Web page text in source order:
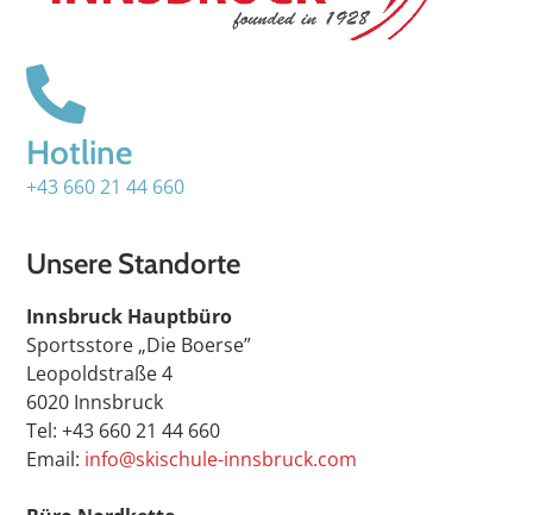
Hotline
+43 660 21 44 660
Unsere Standorte
Innsbruck Hauptbüro
Sportsstore „Die Boerse”
Leopoldstraße 4
6020 Innsbruck
Tel: +43 660 21 44 660
Email: info@skischule-innsbruck.com